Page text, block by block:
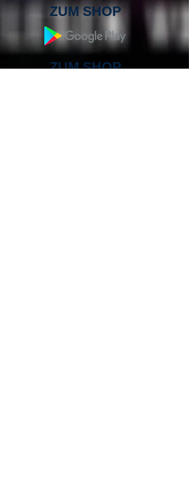
ZUM SHOP
ZUM SHOP